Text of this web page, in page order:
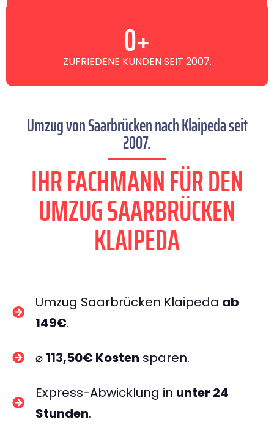
ZUFRIEDENE KUNDEN SEIT 2007.
0+
Umzug von Saarbrücken nach Klaipeda seit
2007.
IHR FACHMANN FÜR DEN
UMZUG SAARBRÜCKEN
KLAIPEDA
Umzug Saarbrücken Klaipeda ab
149€.
⌀ 113,50€ Kosten sparen.
Express-Abwicklung in unter 24
Stunden.